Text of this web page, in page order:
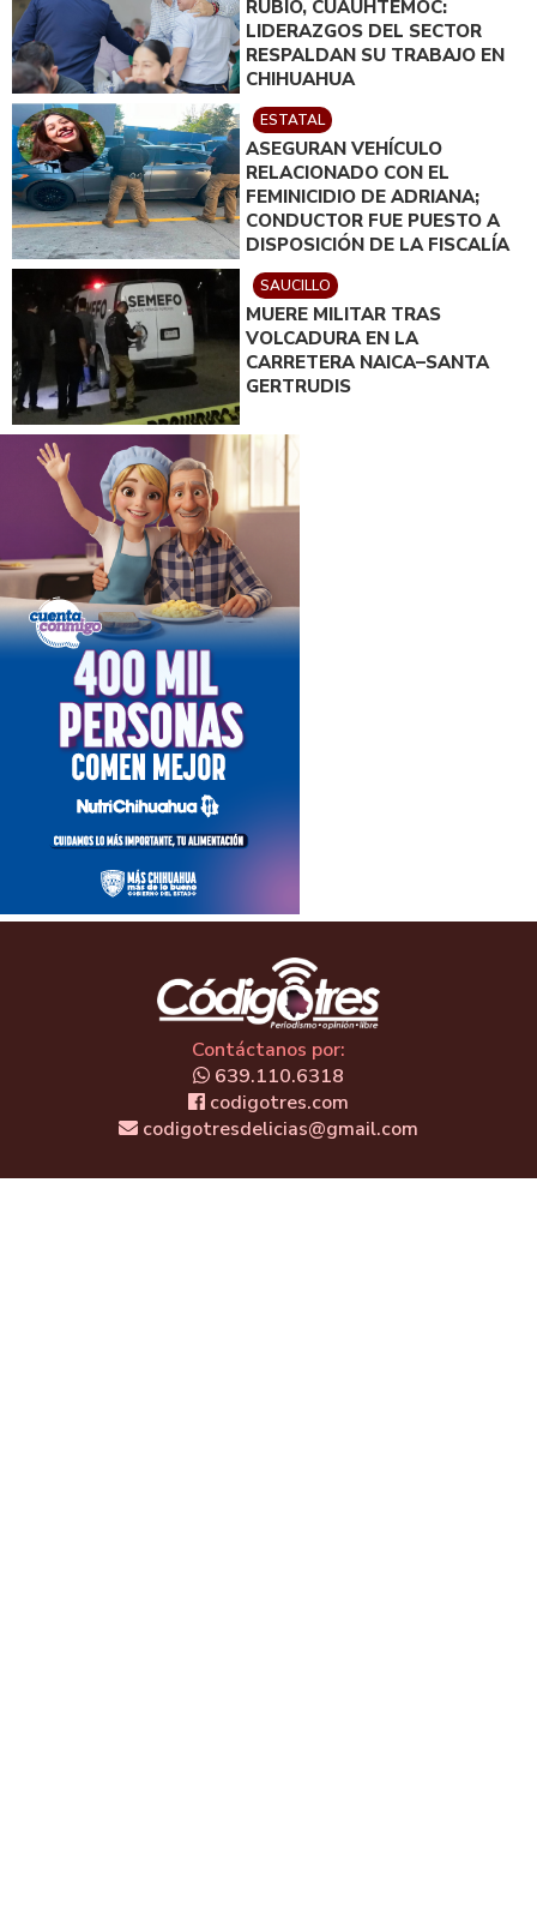
RUBIO, CUAUHTÉMOC:
LIDERAZGOS DEL SECTOR
RESPALDAN SU TRABAJO EN
CHIHUAHUA
ESTATAL
ASEGURAN VEHÍCULO
RELACIONADO CON EL
FEMINICIDIO DE ADRIANA;
CONDUCTOR FUE PUESTO A
DISPOSICIÓN DE LA FISCALÍA
SAUCILLO
MUERE MILITAR TRAS
VOLCADURA EN LA
CARRETERA NAICA–SANTA
GERTRUDIS
Contáctanos por:
639.110.6318
codigotres.com
codigotresdelicias@gmail.com